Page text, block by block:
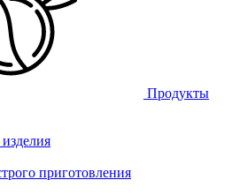
Продукты
приготовления